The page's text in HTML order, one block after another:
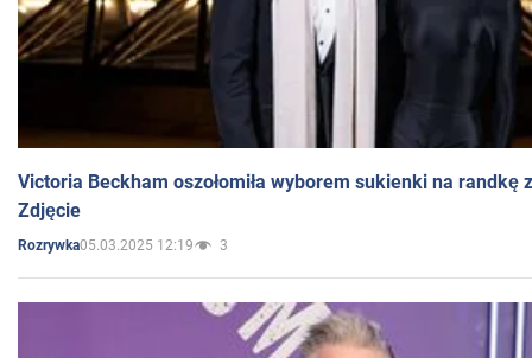
Victoria Beckham oszołomiła wyborem sukienki na randkę
Zdjęcie
Rozrywka05.03.2025 12:19 3